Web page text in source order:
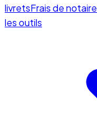
livretsFrais de notaire
les outils